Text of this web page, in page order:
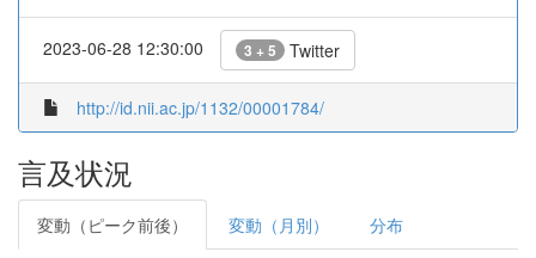
2023-06-28 12:30:00 3 + 5 Twitter
http://id.nii.ac.jp/1132/00001784/
言及状況
変動（ピーク前後） 変動（月別） 分布